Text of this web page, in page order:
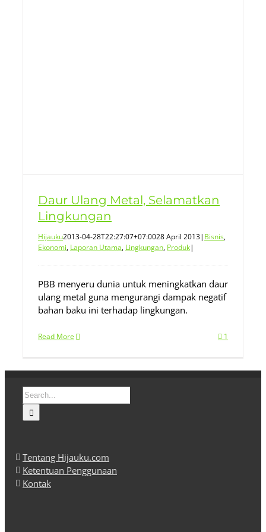
Daur Ulang Metal, Selamatkan
Lingkungan
Hijauku2013-04-28T22:27:07+07:0028 April 2013| Bisnis,
Ekonomi, Laporan Utama, Lingkungan, Produk|
PBB menyeru dunia untuk meningkatkan daur
ulang metal guna mengurangi dampak negatif
bahan baku ini terhadap lingkungan.
Read More 1
Search
for:
Tentang Hijauku.com
Ketentuan Penggunaan
Kontak